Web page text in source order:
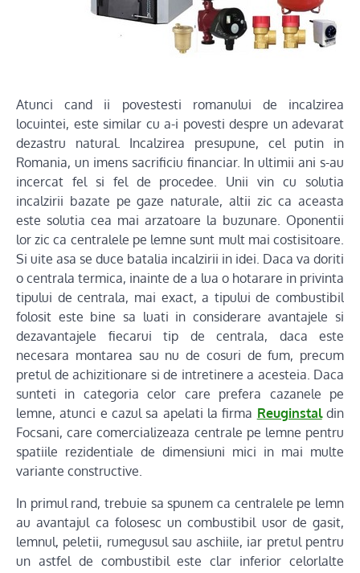
Atunci cand ii povestesti romanului de incalzirea
locuintei, este similar cu a-i povesti despre un adevarat
dezastru natural. Incalzirea presupune, cel putin in
Romania, un imens sacrificiu financiar. In ultimii ani s-au
incercat fel si fel de procedee. Unii vin cu solutia
incalzirii bazate pe gaze naturale, altii zic ca aceasta
este solutia cea mai arzatoare la buzunare. Oponentii
lor zic ca centralele pe lemne sunt mult mai costisitoare.
Si uite asa se duce batalia incalzirii in idei. Daca va doriti
o centrala termica, inainte de a lua o hotarare in privinta
tipului de centrala, mai exact, a tipului de combustibil
folosit este bine sa luati in considerare avantajele si
dezavantajele fiecarui tip de centrala, daca este
necesara montarea sau nu de cosuri de fum, precum
pretul de achizitionare si de intretinere a acesteia. Daca
sunteti in categoria celor care prefera cazanele pe
lemne, atunci e cazul sa apelati la firma Reuginstaldin
Focsani, care comercializeaza centrale pe lemne pentru
spatiile rezidentiale de dimensiuni mici in mai multe
variante constructive.
In primul rand, trebuie sa spunem ca centralele pe lemn
au avantajul ca folosesc un combustibil usor de gasit,
lemnul, peletii, rumegusul sau aschiile, iar pretul pentru
un astfel de combustibil este clar inferior celorlalte